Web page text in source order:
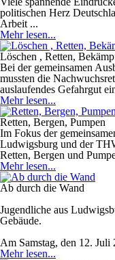
politischen Herz
Arbeit ...
Mehr lesen...
Löschen , Retten,
Bei der gemeinsamen
mussten die
auslaufendes Gefahrgut
Mehr lesen...
Retten, Bergen, Pumpen
Im Fokus der
Ludwigsburg und der
Retten, Bergen und
Mehr lesen...
Ab durch die Wand
Jugendliche aus
Gebäude.
Am Samstag, den 12. Juli
Mehr lesen...